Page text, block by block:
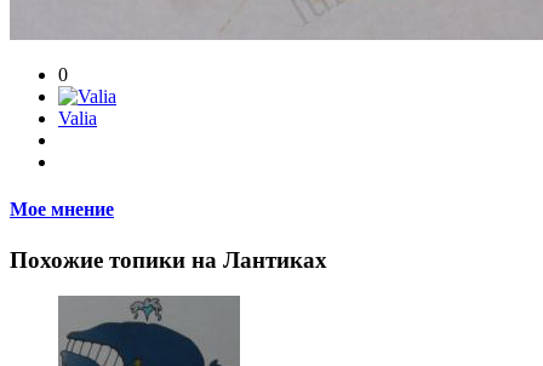
0
Valia
Мое мнение
Похожие топики на Лантиках